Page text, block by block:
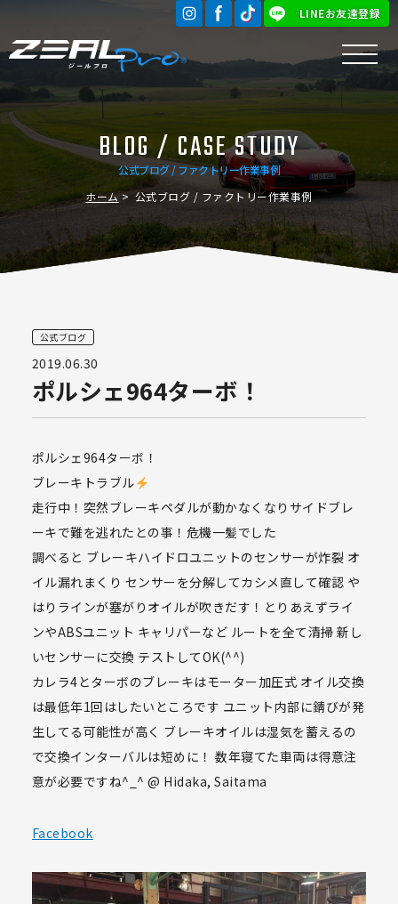
LINEお友達登録
公式ブログ / ファクトリー作業事例
BLOG / CASE STUDY
ホーム 公式ブログ / ファクトリー作業事例
公式ブログ
2019.06.30
ポルシェ964ターボ！
ポルシェ964ターボ！
ブレーキトラブル
走行中！突然ブレーキペダルが動かなくなりサイドブレ
ーキで難を逃れたとの事！危機一髪でした
調べると ブレーキハイドロユニットのセンサーが炸裂 オ
イル漏れまくり センサーを分解してカシメ直して確認 や
はりラインが塞がりオイルが吹きだす！とりあえずライ
ンやABSユニット キャリパーなど ルートを全て清掃 新し
いセンサーに交換 テストしてOK(^^)
カレラ4とターボのブレーキはモーター加圧式 オイル交換
は最低年1回はしたいところです ユニット内部に錆びが発
生してる可能性が高く ブレーキオイルは湿気を蓄えるの
で交換インターバルは短めに！ 数年寝てた車両は得意注
意が必要ですね^_^ @ Hidaka, Saitama
Facebook